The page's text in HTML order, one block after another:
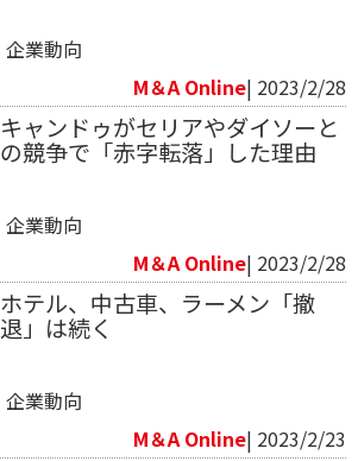
企業動向
M＆A Online| 2023/2/28
キャンドゥがセリアやダイソーと
の競争で「赤字転落」した理由
企業動向
M＆A Online| 2023/2/28
ホテル、中古車、ラーメン「撤
退」は続く
企業動向
M＆A Online| 2023/2/23